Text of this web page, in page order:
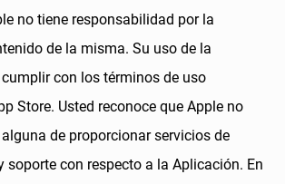
no tiene responsabilidad por la
de la misma. Su uso de la
con los términos de uso
Store. Usted reconoce que Apple no
de proporcionar servicios de
soporte con respecto a la Aplicación. En